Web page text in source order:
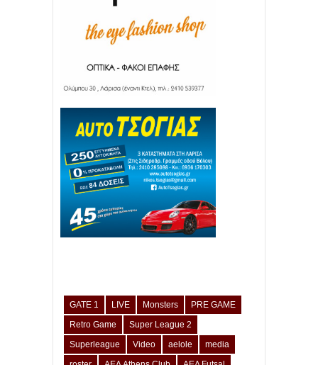
GATE 1 LIVE Monsters
PRE GAME
Retro Game
Super League 2
Superleague
Video aelole
media